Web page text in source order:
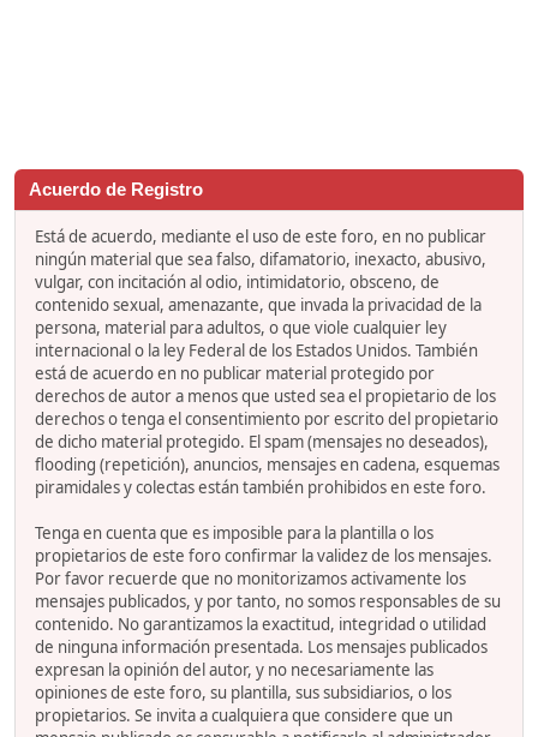
Acuerdo de Registro
Está de acuerdo, mediante el uso de este foro, en no publicar
ningún material que sea falso, difamatorio, inexacto, abusivo,
vulgar, con incitación al odio, intimidatorio, obsceno, de
contenido sexual, amenazante, que invada la privacidad de la
persona, material para adultos, o que viole cualquier ley
internacional o la ley Federal de los Estados Unidos. También
está de acuerdo en no publicar material protegido por
derechos de autor a menos que usted sea el propietario de los
derechos o tenga el consentimiento por escrito del propietario
de dicho material protegido. El spam (mensajes no deseados),
flooding (repetición), anuncios, mensajes en cadena, esquemas
piramidales y colectas están también prohibidos en este foro.
Tenga en cuenta que es imposible para la plantilla o los
propietarios de este foro confirmar la validez de los mensajes.
Por favor recuerde que no monitorizamos activamente los
mensajes publicados, y por tanto, no somos responsables de su
contenido. No garantizamos la exactitud, integridad o utilidad
de ninguna información presentada. Los mensajes publicados
expresan la opinión del autor, y no necesariamente las
opiniones de este foro, su plantilla, sus subsidiarios, o los
propietarios. Se invita a cualquiera que considere que un